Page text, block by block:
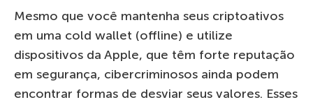
Mesmo que você mantenha seus criptoativos
em uma cold wallet (offline) e utilize
dispositivos da Apple, que têm forte reputação
em segurança, cibercriminosos ainda podem
encontrar formas de desviar seus valores. Esses